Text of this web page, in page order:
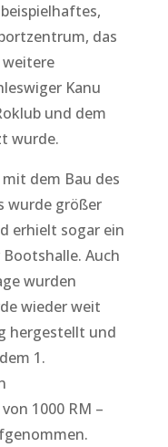
das
weitere
Kanu
und dem
wurde.
dem Bau des
wurde größer
erhielt sogar ein
Auch
wurden
wieder weit
hergestellt und
1.
1000 RM –